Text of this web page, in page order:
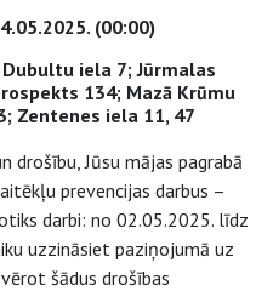
(00:00)
iela 7; Jūrmalas
134; Mazā Krūmu
Zentenes iela 11, 47
drošību, Jūsu mājas pagrabā
prevencijas darbus –
darbi: no 02.05.2025. līdz
uzzināsiet paziņojumā uz
šādus drošības